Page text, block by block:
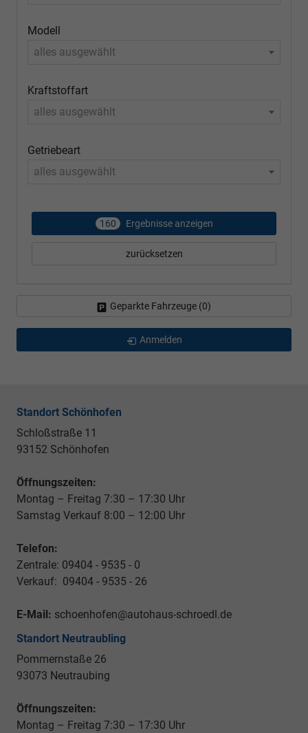
Modell
alles ausgewählt
Kraftstoffart
alles ausgewählt
Getriebeart
alles ausgewählt
160 Ergebnisse anzeigen
zurücksetzen
Geparkte Fahrzeuge (0)
Anmelden
Standort Schönhofen
Schloßstraße 11
93152 Schönhofen
Öffnungszeiten:
Montag – Freitag 7:30 – 17:30 Uhr
Samstag Verkauf 8:00 – 12:00 Uhr
Telefon:
Zentrale: 09404 - 9535 - 0
Verkauf: 09404 - 9535 - 26
E-Mail: schoenhofen@autohaus-schroedl.de
Standort Neutraubling
Pommernstaße 26
93073 Neutraubing
Öffnungszeiten:
Montag – Freitag 7:30 – 17:30 Uhr